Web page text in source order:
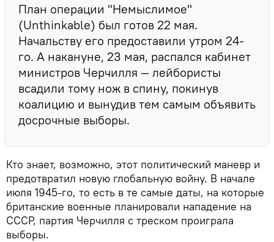
План операции "Немыслимое"
(Unthinkable) был готов 22 мая.
Начальству его предоставили утром 24-
го. А накануне, 23 мая, распался кабинет
министров Черчилля — лейбористы
всадили тому нож в спину, покинув
коалицию и вынудив тем самым объявить
досрочные выборы.
Кто знает, возможно, этот политический маневр и
предотвратил новую глобальную войну. В начале
июля 1945-го, то есть в те самые даты, на которые
британские военные планировали нападение на
СССР, партия Черчилля с треском проиграла
выборы.